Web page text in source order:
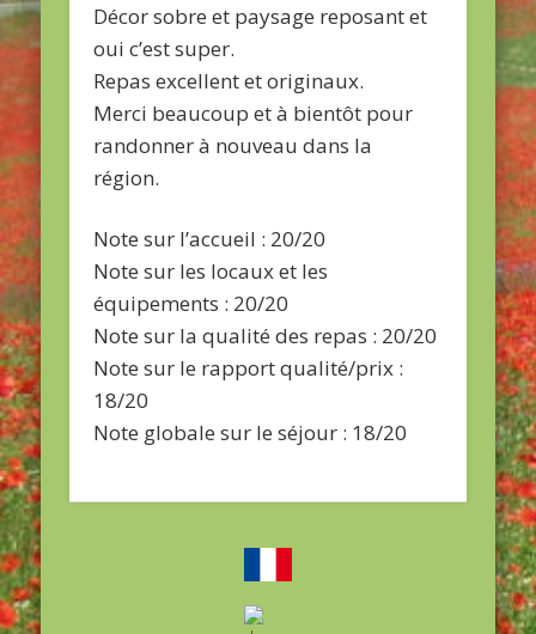
Décor sobre et paysage reposant et
oui c’est super.
Repas excellent et originaux.
Merci beaucoup et à bientôt pour
randonner à nouveau dans la
région.
Note sur l’accueil : 20/20
Note sur les locaux et les
équipements : 20/20
Note sur la qualité des repas : 20/20
Note sur le rapport qualité/prix :
18/20
Note globale sur le séjour : 18/20